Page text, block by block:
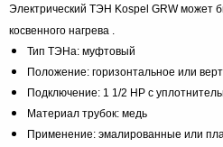
Электрический ТЭН Kospel GRW может
косвенного нагрева .
Тип ТЭНа: муфтовый
Положение: горизонтальное или
Подключение: 1 1/2 HP с
Материал трубок: медь
Применение: эмалированные или